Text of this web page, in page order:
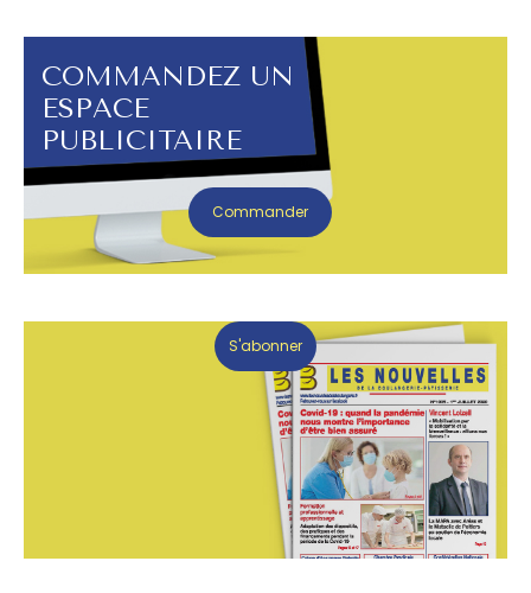
COMMANDEZ UN
ESPACE
PUBLICITAIRE
Commander
S'abonner